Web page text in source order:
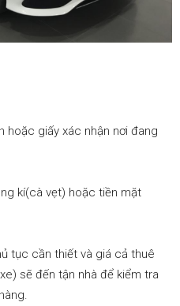
hoặc giấy xác nhận nơi đang
kí(cà vẹt) hoặc tiền mặt
tục cần thiết và giá cả thuê
sẽ đến tận nhà để kiểm tra